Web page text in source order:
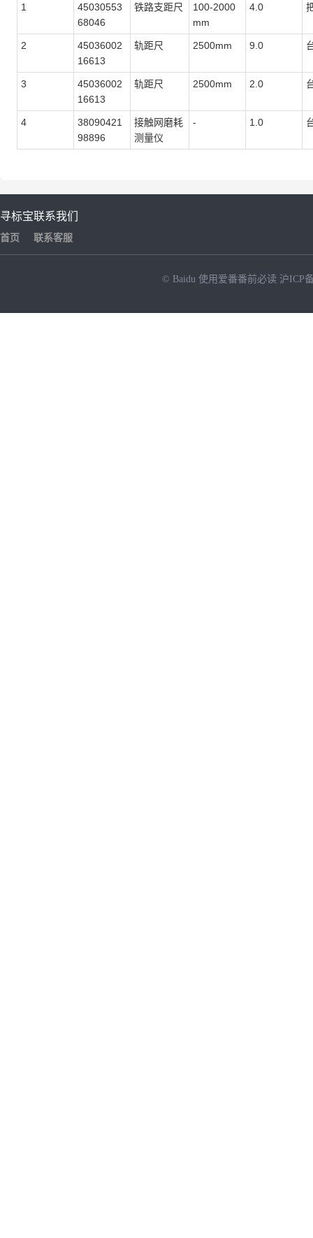
1
45030553
68046
铁路支距尺
100-2000
mm
4.0
2
45036002
16613
轨距尺 2500mm 9.0
3
45036002
16613
轨距尺 2500mm 2.0
4
38090421
98896
接触网磨耗
测量仪
- 1.0
寻标宝
首页
联系我们
联系客服
© Baidu 使用爱番番前必读 沪ICP